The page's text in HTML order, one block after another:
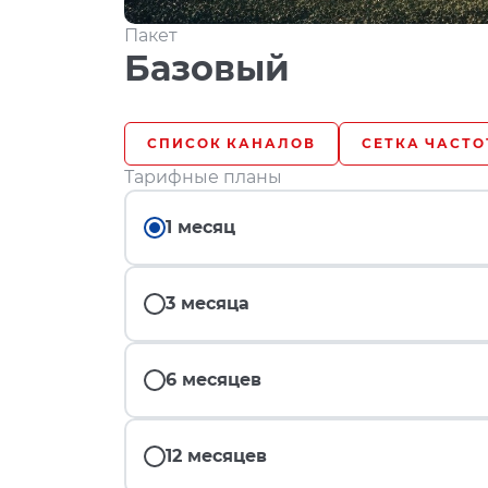
Пакет
Базовый
СПИСОК КАНАЛОВ СЕТКА
Тарифные планы
1 месяц
3 месяца
6 месяцев
12 месяцев